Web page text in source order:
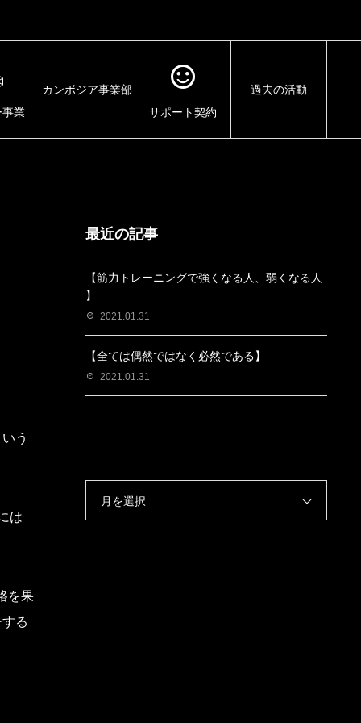
事業
カンボジア事業部
サポート契約
過去の活動
う
は
を果
る
最近の記事
【筋力トレーニングで強くなる人、弱くなる人
】
2021.01.31
【全ては偶然ではなく必然である】
2021.01.31
月を選択